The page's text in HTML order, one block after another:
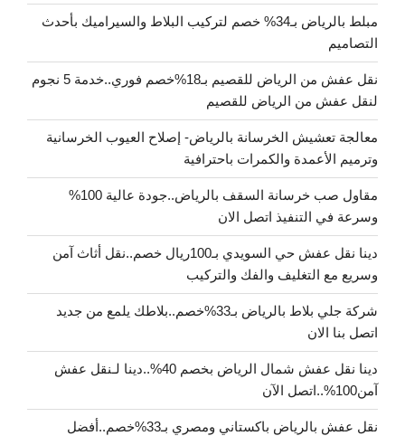
مبلط بالرياض بـ34% خصم لتركيب البلاط والسيراميك بأحدث
التصاميم
نقل عفش من الرياض للقصيم بـ18%خصم فوري..خدمة 5 نجوم
لنقل عفش من الرياض للقصيم
معالجة تعشيش الخرسانة بالرياض- إصلاح العيوب الخرسانية
وترميم الأعمدة والكمرات باحترافية
مقاول صب خرسانة السقف بالرياض..جودة عالية 100%
وسرعة في التنفيذ اتصل الان
دينا نقل عفش حي السويدي بـ100ريال خصم..نقل أثاث آمن
وسريع مع التغليف والفك والتركيب
شركة جلي بلاط بالرياض بـ33%خصم..بلاطك يلمع من جديد
اتصل بنا الان
دينا نقل عفش شمال الرياض بخصم 40%..دينا لـنقل عفش
آمن100%..اتصل الآن
نقل عفش بالرياض باكستاني ومصري بـ33%خصم..أفضل